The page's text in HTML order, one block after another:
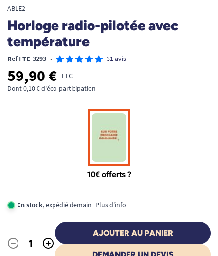
ABLE2
Horloge radio-pilotée avec
température
Ref : TE-3293 • 31 avis
59,90 € TTC
Dont 0,10 € d'éco-participation
En stock, expédié demain Plus d'info
Quantité
- +
AJOUTER AU PANIER